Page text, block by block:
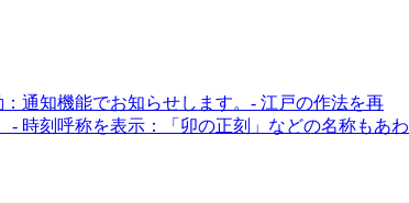
通知機能でお知らせします。- 江戸の作法を再
時刻呼称を表示：「卯の正刻」などの名称もあわ